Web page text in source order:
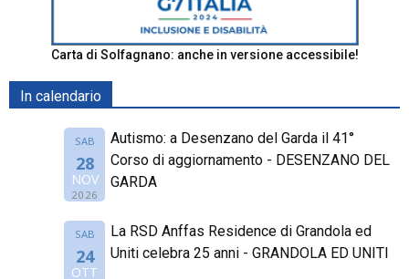
Carta di Solfagnano: anche in versione accessibile!
In calendario
SAB
28
NOV
2026
Autismo: a Desenzano del Garda il 41°
Corso di aggiornamento - DESENZANO DEL
GARDA
SAB
24
OTT
La RSD Anffas Residence di Grandola ed
Uniti celebra 25 anni - GRANDOLA ED UNITI